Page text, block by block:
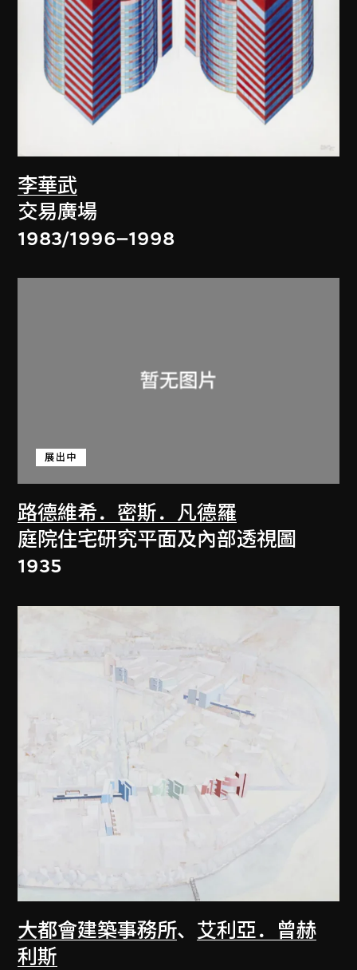
李華武
交易廣場
1983/1996–1998
路德維希．密斯．凡德羅
展出中
庭院住宅研究平面及內部透視圖
1935
大都會建築事務所、 艾利亞．曾赫
利斯